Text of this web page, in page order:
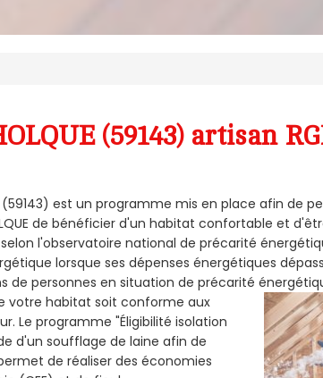
(59143) artisan
(59143) est un programme mis en place afin de
de bénéficier d'un habitat confortable et
l'observatoire national de précarité
lorsque ses dépenses énergétiques
de personnes en situation de précarité
votre habitat soit conforme aux
Le programme "Éligibilité isolation
d'un soufflage de laine afin de
de réaliser des économies